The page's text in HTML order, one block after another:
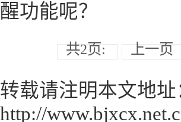
醒功能呢？
共2页: 上一页
转载请注明本文地址
http://